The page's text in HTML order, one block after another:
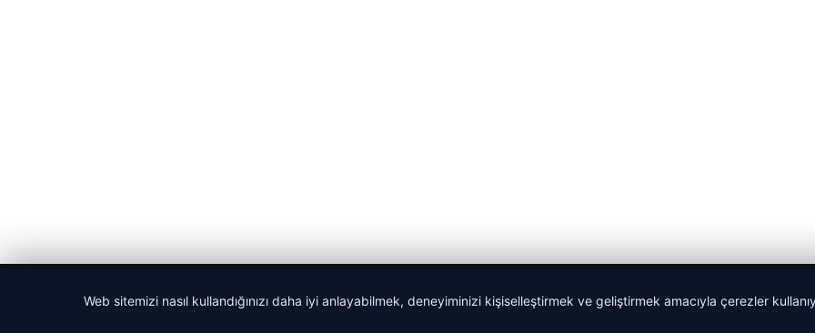
Web sitemizi nasıl kullandığınızı daha iyi anlayabilmek, deneyiminizi kişiselleştirmek ve geliştirmek amacıyla çerezler